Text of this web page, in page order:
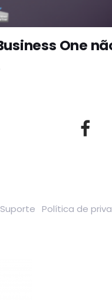
One
Suporte Política de